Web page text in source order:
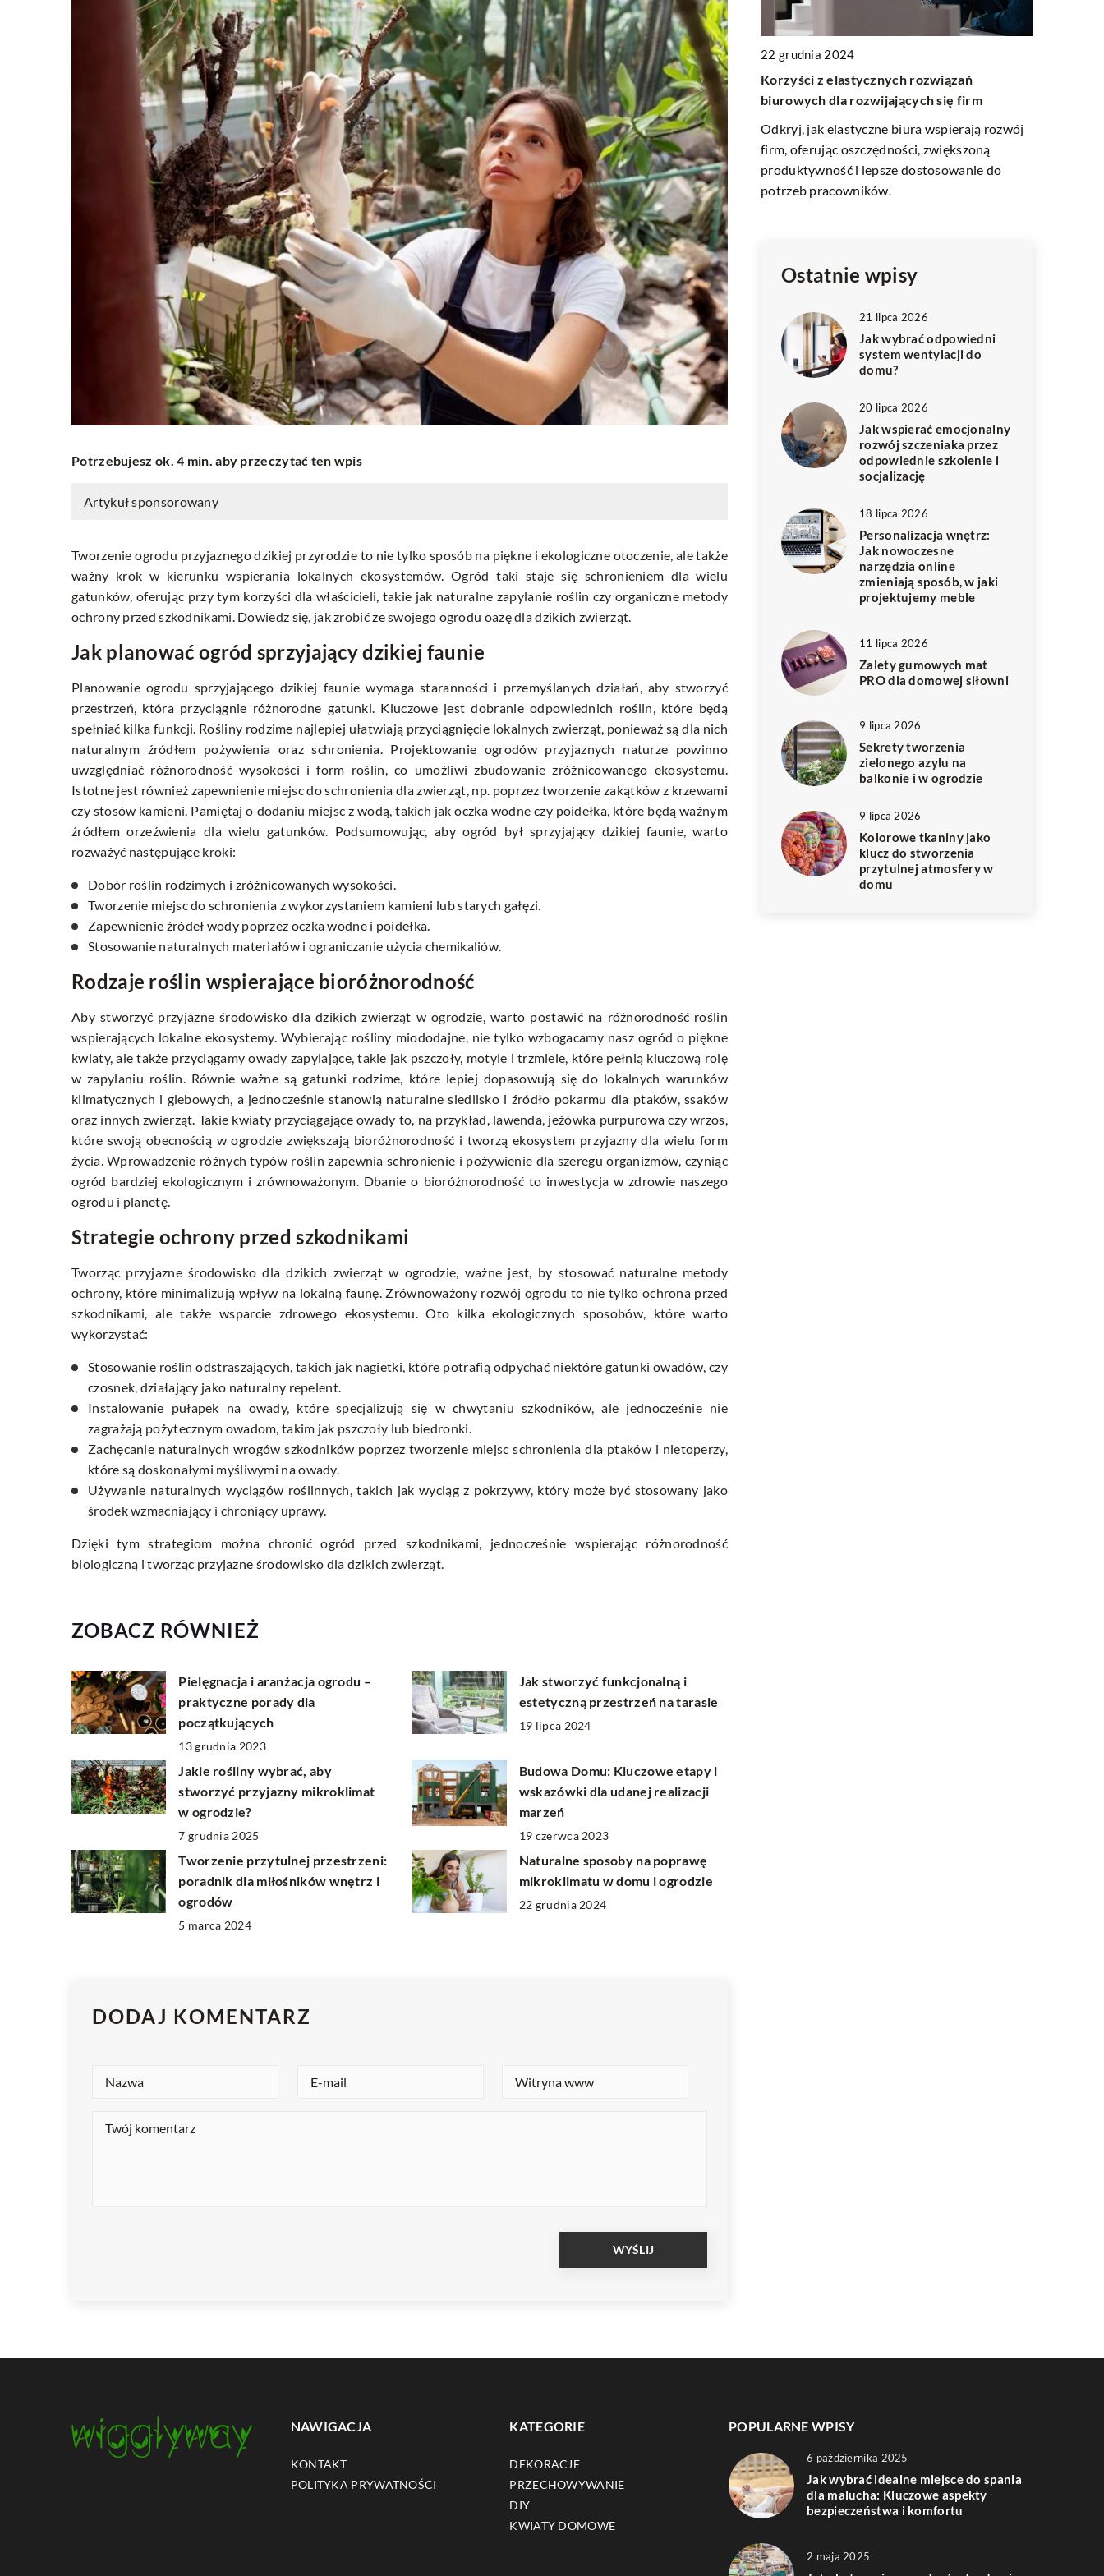
Potrzebujesz ok. 4 min. aby przeczytać ten wpis
Artykuł sponsorowany
Tworzenie ogrodu przyjaznego dzikiej przyrodzie to nie tylko sposób na piękne i ekologiczne otoczenie, ale także
ważny krok w kierunku wspierania lokalnych ekosystemów. Ogród taki staje się schronieniem dla wielu
gatunków, oferując przy tym korzyści dla właścicieli, takie jak naturalne zapylanie roślin czy organiczne metody
ochrony przed szkodnikami. Dowiedz się, jak zrobić ze swojego ogrodu oazę dla dzikich zwierząt.
Jak planować ogród sprzyjający dzikiej faunie
Planowanie ogrodu sprzyjającego dzikiej faunie wymaga staranności i przemyślanych działań, aby stworzyć
przestrzeń, która przyciągnie różnorodne gatunki. Kluczowe jest dobranie odpowiednich roślin, które będą
spełniać kilka funkcji. Rośliny rodzime najlepiej ułatwiają przyciągnięcie lokalnych zwierząt, ponieważ są dla nich
naturalnym źródłem pożywienia oraz schronienia. Projektowanie ogrodów przyjaznych naturze powinno
uwzględniać różnorodność wysokości i form roślin, co umożliwi zbudowanie zróżnicowanego ekosystemu.
Istotne jest również zapewnienie miejsc do schronienia dla zwierząt, np. poprzez tworzenie zakątków z krzewami
czy stosów kamieni. Pamiętaj o dodaniu miejsc z wodą, takich jak oczka wodne czy poidełka, które będą ważnym
źródłem orzeźwienia dla wielu gatunków. Podsumowując, aby ogród był sprzyjający dzikiej faunie, warto
rozważyć następujące kroki:
Dobór roślin rodzimych i zróżnicowanych wysokości.
Tworzenie miejsc do schronienia z wykorzystaniem kamieni lub starych gałęzi.
Zapewnienie źródeł wody poprzez oczka wodne i poidełka.
Stosowanie naturalnych materiałów i ograniczanie użycia chemikaliów.
Rodzaje roślin wspierające bioróżnorodność
Aby stworzyć przyjazne środowisko dla dzikich zwierząt w ogrodzie, warto postawić na różnorodność roślin
wspierających lokalne ekosystemy. Wybierając rośliny miododajne, nie tylko wzbogacamy nasz ogród o piękne
kwiaty, ale także przyciągamy owady zapylające, takie jak pszczoły, motyle i trzmiele, które pełnią kluczową rolę
w zapylaniu roślin. Równie ważne są gatunki rodzime, które lepiej dopasowują się do lokalnych warunków
klimatycznych i glebowych, a jednocześnie stanowią naturalne siedlisko i źródło pokarmu dla ptaków, ssaków
oraz innych zwierząt. Takie kwiaty przyciągające owady to, na przykład, lawenda, jeżówka purpurowa czy wrzos,
które swoją obecnością w ogrodzie zwiększają bioróżnorodność i tworzą ekosystem przyjazny dla wielu form
życia. Wprowadzenie różnych typów roślin zapewnia schronienie i pożywienie dla szeregu organizmów, czyniąc
ogród bardziej ekologicznym i zrównoważonym. Dbanie o bioróżnorodność to inwestycja w zdrowie naszego
ogrodu i planetę.
Strategie ochrony przed szkodnikami
Tworząc przyjazne środowisko dla dzikich zwierząt w ogrodzie, ważne jest, by stosować naturalne metody
ochrony, które minimalizują wpływ na lokalną faunę. Zrównoważony rozwój ogrodu to nie tylko ochrona przed
szkodnikami, ale także wsparcie zdrowego ekosystemu. Oto kilka ekologicznych sposobów, które warto
wykorzystać:
Stosowanie roślin odstraszających, takich jak nagietki, które potrafią odpychać niektóre gatunki owadów, czy
czosnek, działający jako naturalny repelent.
Instalowanie pułapek na owady, które specjalizują się w chwytaniu szkodników, ale jednocześnie nie
zagrażają pożytecznym owadom, takim jak pszczoły lub biedronki.
Zachęcanie naturalnych wrogów szkodników poprzez tworzenie miejsc schronienia dla ptaków i nietoperzy,
które są doskonałymi myśliwymi na owady.
Używanie naturalnych wyciągów roślinnych, takich jak wyciąg z pokrzywy, który może być stosowany jako
środek wzmacniający i chroniący uprawy.
Dzięki tym strategiom można chronić ogród przed szkodnikami, jednocześnie wspierając różnorodność
biologiczną i tworząc przyjazne środowisko dla dzikich zwierząt.
ZOBACZ RÓWNIEŻ
Pielęgnacja i aranżacja ogrodu –
praktyczne porady dla
początkujących
13 grudnia 2023
Jak stworzyć funkcjonalną i
estetyczną przestrzeń na tarasie
19 lipca 2024
Jakie rośliny wybrać, aby
stworzyć przyjazny mikroklimat
w ogrodzie?
7 grudnia 2025
Budowa Domu: Kluczowe etapy i
wskazówki dla udanej realizacji
marzeń
19 czerwca 2023
Tworzenie przytulnej przestrzeni:
poradnik dla miłośników wnętrz i
ogrodów
5 marca 2024
Naturalne sposoby na poprawę
mikroklimatu w domu i ogrodzie
22 grudnia 2024
DODAJ KOMENTARZ
15 kwietnia 2024
Jak wybrać idealne tekstylia do dekoracji
stołów w restauracji?
Odkryj, jak dobrać idealne tekstylia, które
podkreślą klimat Twojej restauracji i zrobią
wrażenie na gościach. Dowiedz się, które
materiały są najbardziej praktyczne i jak
zharmonizować kolory i wzory.
7 lutego 2025
Jak wybrać idealne ogrzewanie łazienki:
porady i wskazówki dotyczące
nowoczesnych rozwiązań grzewczych
Zastanawiasz się, jakie ogrzewanie do łazienki
będzie najlepsze? Poznaj nowoczesne
rozwiązania, które zapewnią komfort i
efektywność energetyczną. Porady ekspertów
pomogą Ci dokonać właściwego wyboru.
22 grudnia 2024
Korzyści z elastycznych rozwiązań
biurowych dla rozwijających się firm
Odkryj, jak elastyczne biura wspierają rozwój
firm, oferując oszczędności, zwiększoną
produktywność i lepsze dostosowanie do
potrzeb pracowników.
Ostatnie wpisy
21 lipca 2026
Jak wybrać odpowiedni
system wentylacji do
domu?
20 lipca 2026
Jak wspierać emocjonalny
rozwój szczeniaka przez
odpowiednie szkolenie i
socjalizację
18 lipca 2026
Personalizacja wnętrz:
Jak nowoczesne
narzędzia online
zmieniają sposób, w jaki
projektujemy meble
11 lipca 2026
Zalety gumowych mat
PRO dla domowej siłowni
9 lipca 2026
Sekrety tworzenia
zielonego azylu na
balkonie i w ogrodzie
9 lipca 2026
Kolorowe tkaniny jako
klucz do stworzenia
przytulnej atmosfery w
domu
NAWIGACJA
KONTAKT
POLITYKA PRYWATNOŚCI
KATEGORIE
DEKORACJE
PRZECHOWYWANIE
DIY
KWIATY DOMOWE
POPULARNE WPISY
6 października 2025
Jak wybrać idealne miejsce do spania
dla malucha: Kluczowe aspekty
bezpieczeństwa i komfortu
2 maja 2025